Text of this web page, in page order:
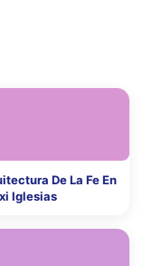
De La Fe En
Iglesias